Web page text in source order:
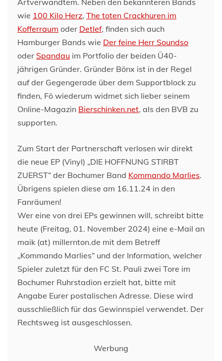
wie 100 Kilo Herz, The toten Crackhuren im
Kofferraum oder Detlef, finden sich auch
Hamburger Bands wie Der feine Herr Soundso
oder Spandau im Portfolio der beiden Ü40-
jährigen Gründer. Gründer Bönx ist in der Regel
auf der Gegengerade über dem Supportblock zu
finden, Fö wiederum widmet sich lieber seinem
Online-Magazin Bierschinken.net, als den BVB zu
supporten.
Zum Start der Partnerschaft verlosen wir direkt
die neue EP (Vinyl) „DIE HOFFNUNG STIRBT
ZUERST“ der Bochumer Band Kommando Marlies.
Übrigens spielen diese am 16.11.24 in den
Fanräumen!
Wer eine von drei EPs gewinnen will, schreibt bitte
heute (Freitag, 01. November 2024) eine e-Mail an
maik (at) millernton.de mit dem Betreff
„Kommando Marlies“ und der Information, welcher
Spieler zuletzt für den FC St. Pauli zwei Tore im
Bochumer Ruhrstadion erzielt hat, bitte mit
Angabe Eurer postalischen Adresse. Diese wird
ausschließlich für das Gewinnspiel verwendet. Der
Rechtsweg ist ausgeschlossen.
Werbung